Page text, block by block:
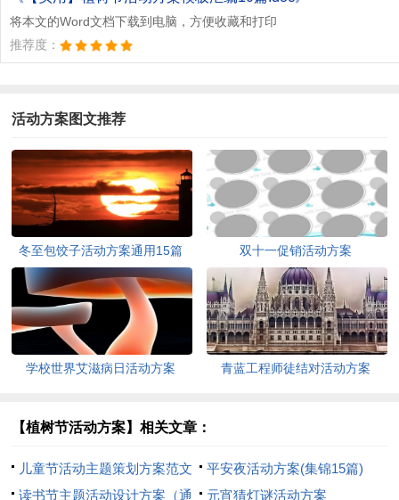
将本文的Word文档下载到电脑，方便收藏和打印
推荐度：
活动方案图文推荐
冬至包饺子活动方案通用15篇 双十一促销活动方案
学校世界艾滋病日活动方案 青蓝工程师徒结对活动方案
【植树节活动方案】相关文章：
儿童节活动主题策划方案范文
平安夜活动方案(集锦15篇)
读书节主题活动设计方案（通
元宵猜灯谜活动方案